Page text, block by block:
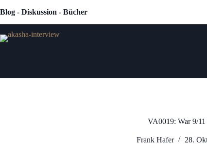
Inhalt
Blog - Diskussion - Bücher
VA0019: War 9/11
Frank Hafer 28.